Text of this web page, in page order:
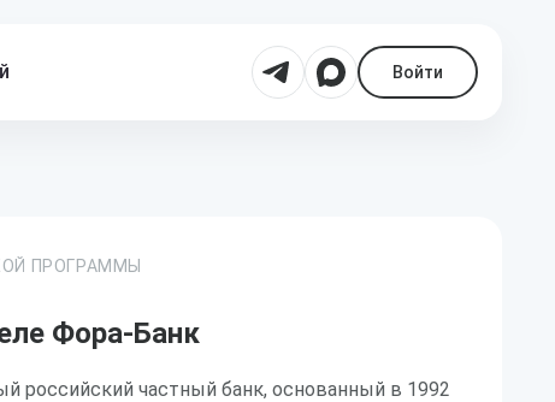
Войти
ПРОГРАММЫ
Фора-Банк
российский частный банк, основанный в 1992